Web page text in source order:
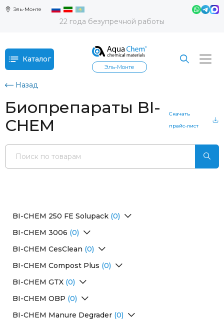
Эль-Монте
22 года безупречной работы
Каталог
Эль-Монте
Назад
Биопрепараты BI-
CHEM
Скачать
прайс-лист
BI-CHEM 250 FE Solupack (0)
BI-CHEM 3006 (0)
BI-CHEM CesClean (0)
BI-CHEM Compost Plus (0)
BI-CHEM GTX (0)
BI-CHEM OBP (0)
BI-CHEM Маnure Degrader (0)